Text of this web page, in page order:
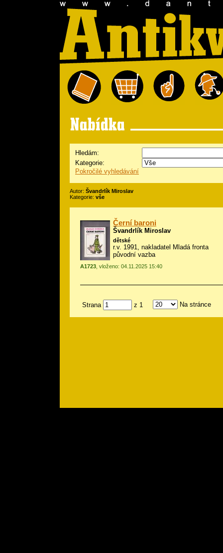
Hledám:
Kategorie:
Pokročilé vyhledávání
Autor: Švandrlík Miroslav
Kategorie: vše
Černí baroni
Švandrlík Miroslav
dětské
r.v. 1991, nakladatel Mladá fronta
původní vazba
A1723 , vloženo: 04.11.2025 15:40
Strana z 1 Na stránce